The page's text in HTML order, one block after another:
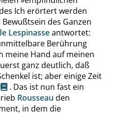
Ich erörtert werden
Bewußtsein des Ganzen
Lespinasseantwortet:
Berührung
meine Hand auf meinen
ganz deutlich, daß
ist; aber einige Zeit
. Das ist nun fast ein
Rousseau den
in dem die